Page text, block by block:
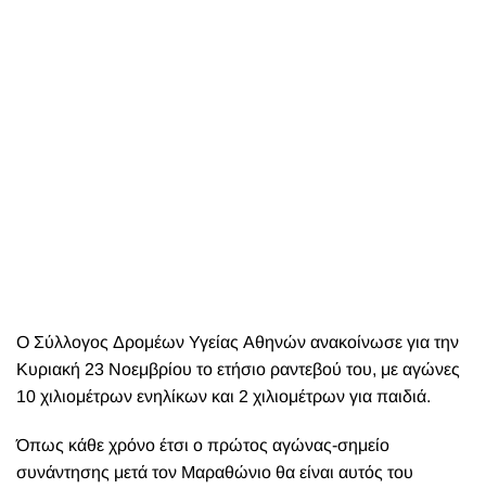
Ο Σύλλογος Δρομέων Υγείας Αθηνών ανακοίνωσε για την
Κυριακή 23 Νοεμβρίου το ετήσιο ραντεβού του, με αγώνες
10 χιλιομέτρων ενηλίκων και 2 χιλιομέτρων για παιδιά.
Όπως κάθε χρόνο έτσι ο πρώτος αγώνας-σημείο
συνάντησης μετά τον Μαραθώνιο θα είναι αυτός του